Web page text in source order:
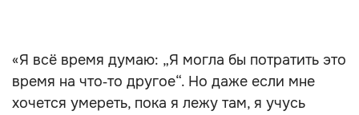
«Я всё время думаю: „Я могла бы потратить это
время на что‑то другое“. Но даже если мне
хочется умереть, пока я лежу там, я учусь